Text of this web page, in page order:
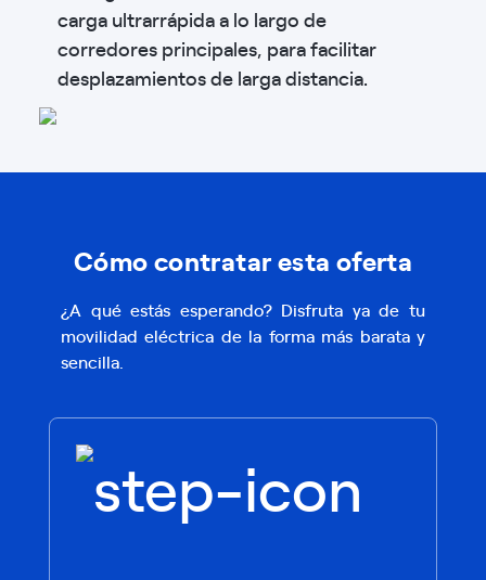
carga ultrarrápida a lo largo de
corredores principales, para facilitar
desplazamientos de larga distancia.
Cómo contratar esta oferta
¿A qué estás esperando? Disfruta ya de tu
movilidad eléctrica de la forma más barata y
sencilla.